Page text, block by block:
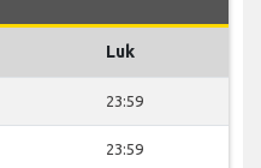
Luk
23:59
23:59